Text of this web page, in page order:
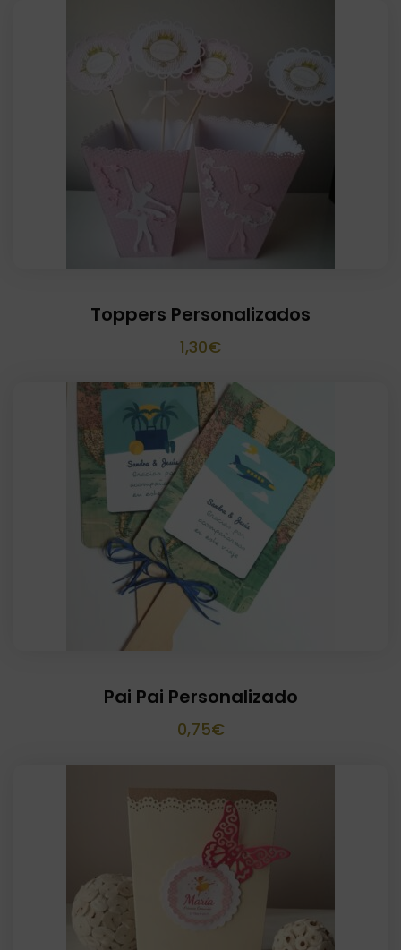
18,00€
hasta
28,00€
Toppers Personalizados
1,30€
Pai Pai Personalizado
0,75€